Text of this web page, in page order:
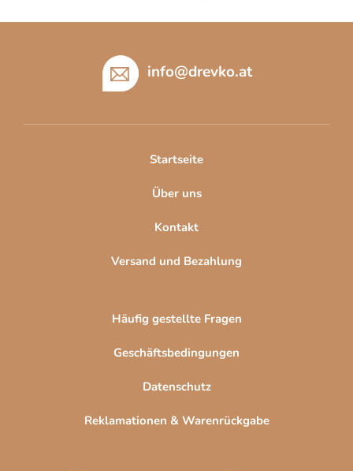
info@drevko.at
Startseite
Über uns
Kontakt
Versand und Bezahlung
Häufig gestellte Fragen
Geschäftsbedingungen
Datenschutz
Reklamationen & Warenrückgabe